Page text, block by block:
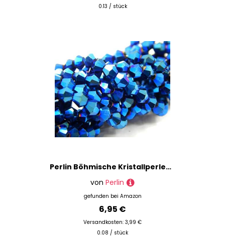
0.13 / stück
Perlin Böhmische Kristallperlen 4mm Doppelkegel Tschechische Perlen Glasschliffperlen Glasperlen, Bicone Beads 90 Stk (Blau Metallic)
von Perlin
gefunden bei Amazon
6,95 €
Versandkosten: 3,99 €
0.08 / stück